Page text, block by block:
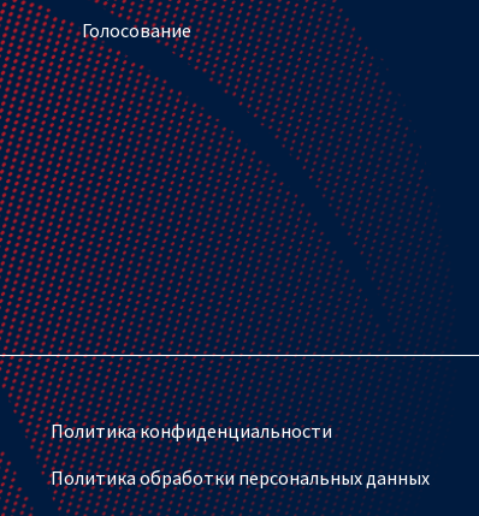
Голосование
Политика конфиденциальности
Политика обработки персональных данных